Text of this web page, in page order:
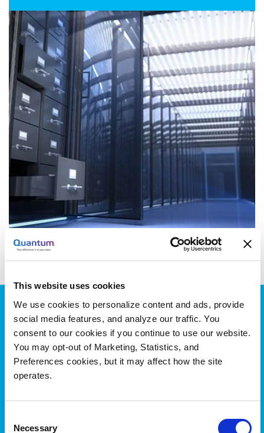
This website uses cookies
We use cookies to personalize content and ads, provide
social media features, and analyze our traffic. You
consent to our cookies if you continue to use our website.
You may opt-out of Marketing, Statistics, and
Preferences cookies, but it may affect how the site
operates.
Selection
Necessary
Your Difference is in Your Data
Unsere End-to-End-Plattform nutzt KI, um Ihre Daten
zu kennzeichnen, zu katalogisieren und zu
indizieren, sodass sie leicht zu finden, abzurufen und
verlassen sich auf Quantum Lösungen, um ihre
einzigartigen Daten für KI-Initiativen zu nutzen,